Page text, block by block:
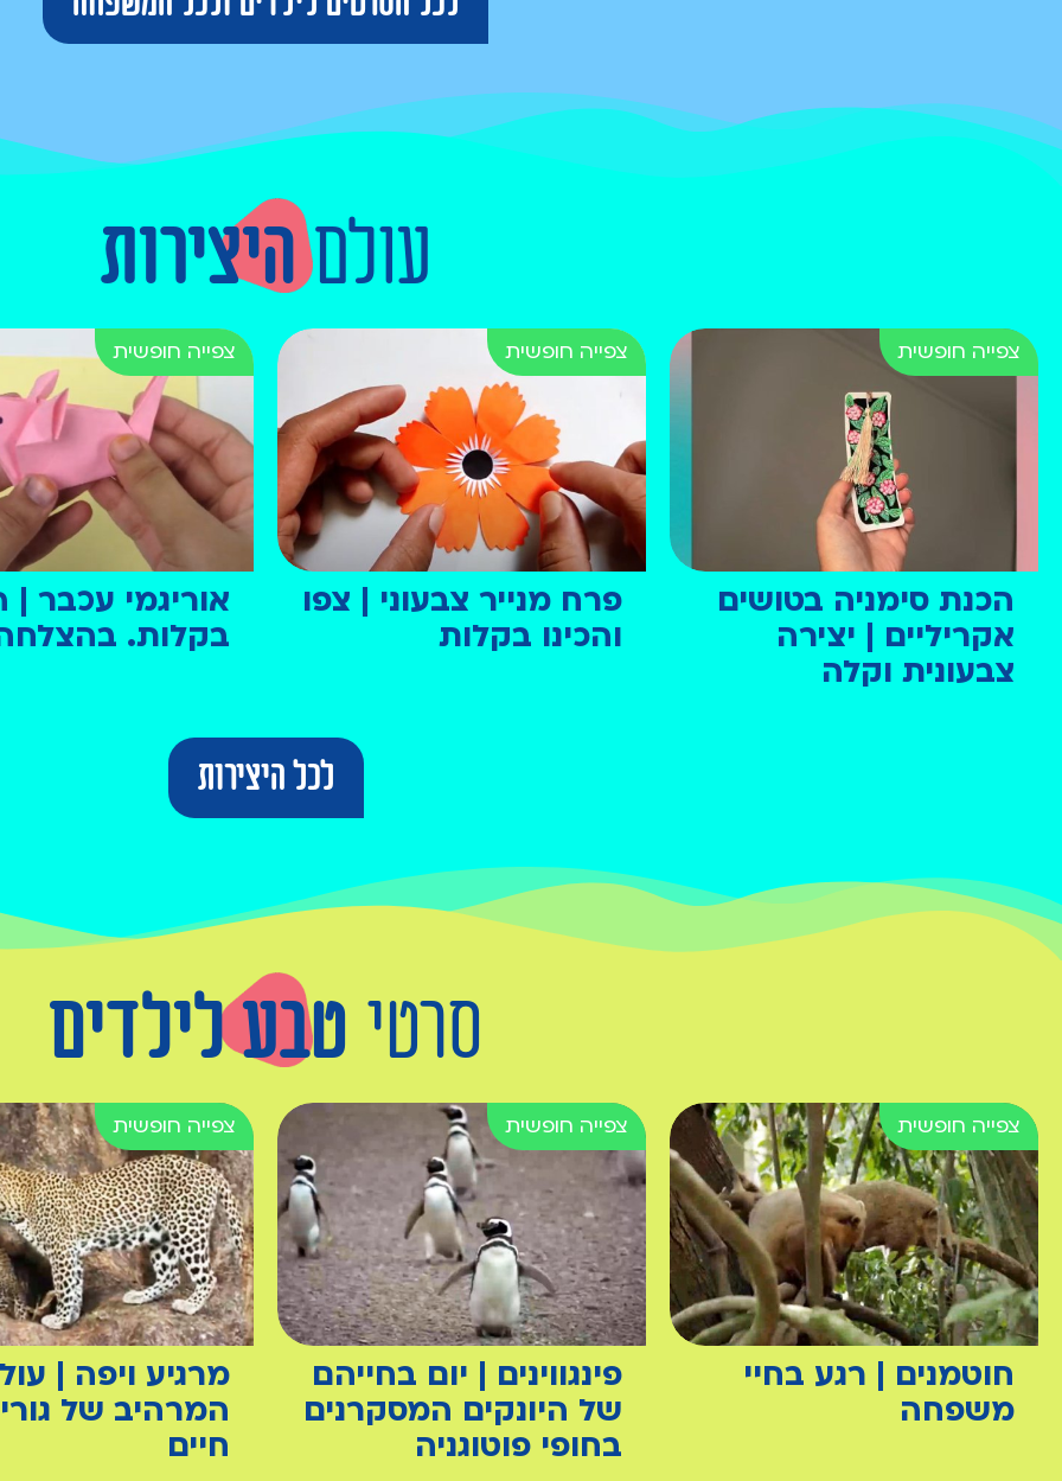
עולםהיצירות
הכנת סימניה בטושים
אקריליים | יצירה
צבעונית וקלה
פרח מנייר צבעוני | צפו
והכינו בקלות
אוריגמי עכבר |
בקלות.
לכל היצירות
סרטי טבע לילדים
חוטמנים | רגע בחיי
משפחה
פינגווינים | יום בחייהם
של היונקים המסקרנים
בחופי פוטוגניה
מרגיע ויפה |
המרהיב של
חיים